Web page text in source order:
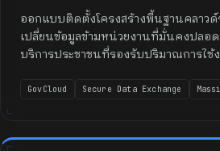
ออกแบบติดตั้งโครงสร้างพื้นฐานคลาวด์
เปลี่ยนข้อมูลข้ามหน่วยงานที่มั่นคงปลอ
บริการประชาชนที่รองรับปริมาณการใช้
GovCloud Secure Data Exchange